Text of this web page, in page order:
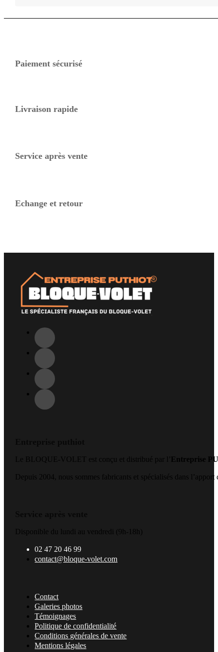
Paiement sécurisé
Livraison rapide
Service après vente
Echange et retour
Le BLOQUE-VOLET est conçu et distribué par l’ Entreprise
Depuis 2004, nous sommes fabricants et spécialisés dans
Disponible du lundi au vendredi (9h-18h)
02 47 20 46 99
contact@bloque-volet.com
Contact
Galeries photos
Témoignages
Politique de confidentialité
Conditions générales de vente
Mentions légales